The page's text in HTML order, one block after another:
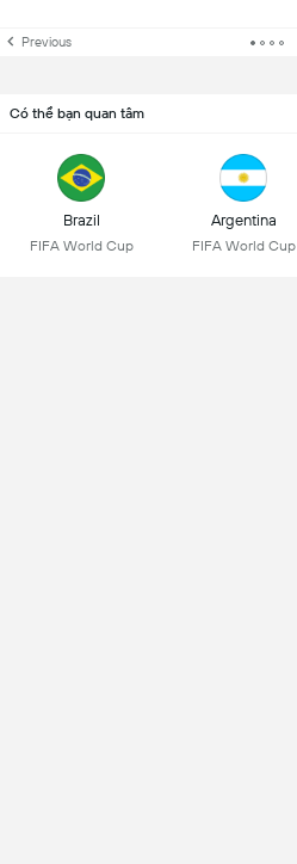
Previous
Có thể bạn quan tâm
Brazil
FIFA World Cup
Argentina
FIFA World Cup